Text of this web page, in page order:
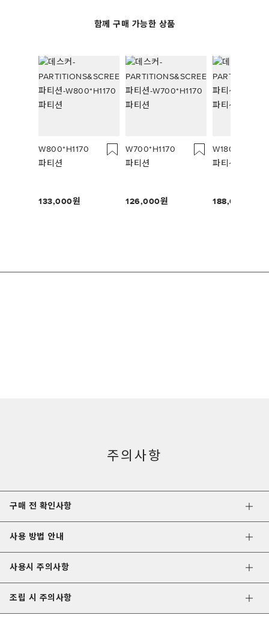
함께 구매 가능한 상품
W800*H1170
파티션
133,000
W700*H1170
파티션
126,000
W1800*H1170
파티션
188,000
주의사항
구매 전 확인사항
사용 방법 안내
사용시 주의사항
조립 시 주의사항